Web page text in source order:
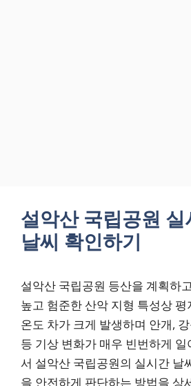
설악산 국립공원 실
날씨 확인하기
설악산 국립공원 등산을 계획하
높고 험준한 산악 지형 특성상
온도 차가 크게 발생하며 안개,
등 기상 변화가 매우 빈번하게 일
서 설악산 국립공원의 실시간 날
을 안전하게 판단하는 방법을 상